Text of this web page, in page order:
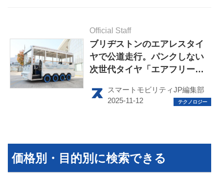
このメディアについて
運営会社
お問い合せ
Official Staff
ブリヂストンのエアレスタイ
ヤで公道走行。パンクしない
次世代タイヤ「エアフリー」
スマートモビリティJP編集部
価格別・目的別に検索できる